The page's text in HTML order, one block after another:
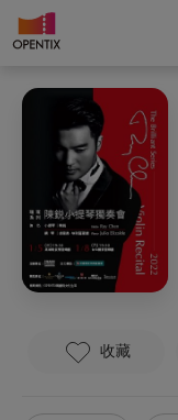
收藏